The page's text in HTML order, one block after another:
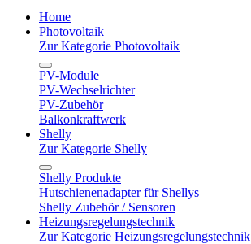
Home
Photovoltaik
Zur Kategorie Photovoltaik
PV-Module
PV-Wechselrichter
PV-Zubehör
Balkonkraftwerk
Shelly
Zur Kategorie Shelly
Shelly Produkte
Hutschienenadapter für Shellys
Shelly Zubehör / Sensoren
Heizungsregelungstechnik
Zur Kategorie Heizungsregelungstechnik